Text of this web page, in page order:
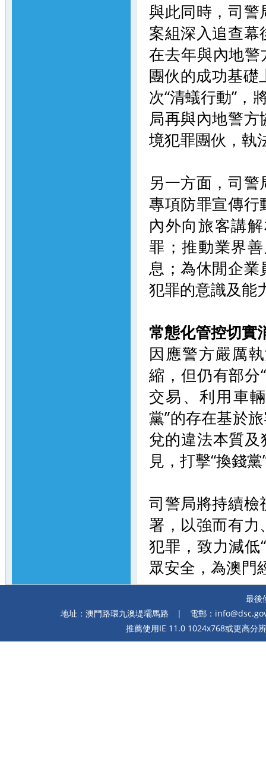
與此同時，司
案組深入追查
在去年與內地警
團伙的成功基礎
次“清蟻行動”，
局再與內地警
境犯罪團伙，執
另一方面，司
專項防罪宣傳
內外向旅客講
罪；推動業界
息；為休閒企
犯罪的意識及能
常態化管控切實
因應警方嚴厲
縮，但仍有部分
交易、利用車
黨”的存在基於
兌的違法本質及
見，打擊“換錢
司警局將持續
署，以強而有
犯罪，致力減低
眾安全，為澳門
最後
地址：澳門路環九澳堤壩馬路 | 電郵：
推薦使用IE 11.0 1024x768或更